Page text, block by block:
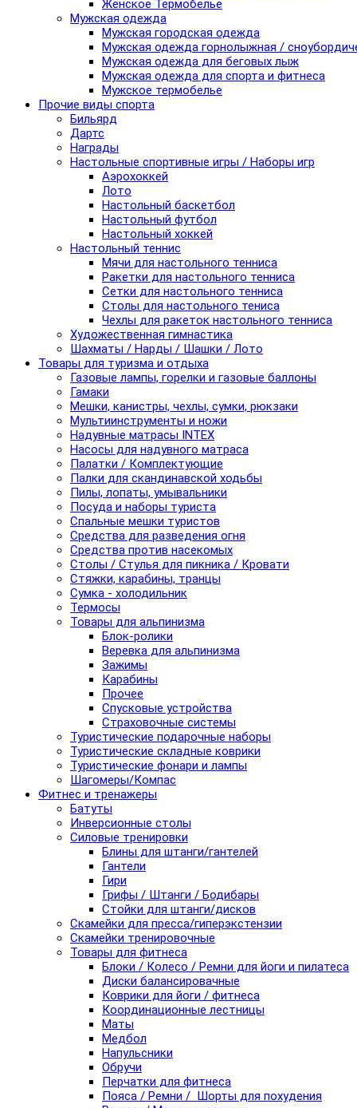
Женское Термобелье
Мужская одежда
Мужская городская одежда
Мужская одежда горнолыжная /
Мужская одежда для беговых лыж
Мужская одежда для спорта и фитнеса
Мужское термобелье
Прочие виды спорта
Бильярд
Дартс
Награды
Настольные спортивные игры / Наборы игр
Аэрохоккей
Лото
Настольный баскетбол
Настольный футбол
Настольный хоккей
Настольный теннис
Мячи для настольного тенниса
Ракетки для настольного тенниса
Сетки для настольного тенниса
Столы для настольного тениса
Чехлы для ракеток настольного тенниса
Художественная гимнастика
Шахматы / Нарды / Шашки / Лото
Товары для туризма и отдыха
Газовые лампы, горелки и газовые баллоны
Гамаки
Мешки, канистры, чехлы, сумки, рюкзаки
Мультиинструменты и ножи
Надувные матрасы INTEX
Насосы для надувного матраса
Палатки / Комплектующие
Палки для скандинавской ходьбы
Пилы, лопаты, умывальники
Посуда и наборы туриста
Спальные мешки туристов
Средства для разведения огня
Средства против насекомых
Столы / Стулья для пикника / Кровати
Стяжки, карабины, транцы
Сумка - холодильник
Термосы
Товары для альпинизма
Блок-ролики
Веревка для альпинизма
Зажимы
Карабины
Прочее
Спусковые устройства
Страховочные системы
Туристические подарочные наборы
Туристические складные коврики
Туристические фонари и лампы
Шагомеры/Компас
Фитнес и тренажеры
Батуты
Инверсионные столы
Силовые тренировки
Блины для штанги/гантелей
Гантели
Гири
Грифы / Штанги / Бодибары
Стойки для штанги/дисков
Скамейки для пресса/гиперэкстензии
Скамейки тренировочные
Товары для фитнеса
Блоки / Колесо / Ремни для йоги и пилатеса
Диски балансировачные
Коврики для йоги / фитнеса
Координационные лестницы
Маты
Медбол
Напульсники
Обручи
Перчатки для фитнеса
Пояса / Ремни / Шорты для похудения